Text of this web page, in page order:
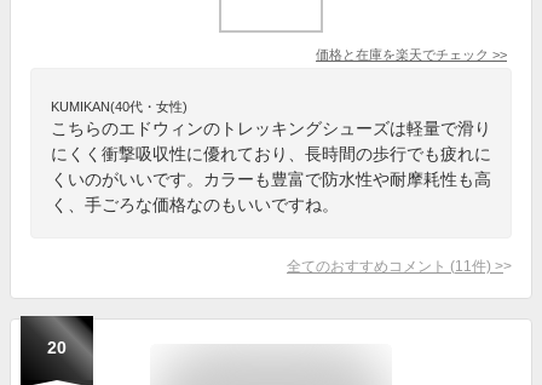
価格と在庫を楽天でチェック >>
KUMIKAN(40代・女性)
こちらのエドウィンのトレッキングシューズは軽量で滑り
にくく衝撃吸収性に優れており、長時間の歩行でも疲れに
くいのがいいです。カラーも豊富で防水性や耐摩耗性も高
く、手ごろな価格なのもいいですね。
全てのおすすめコメント (11 件) >
20